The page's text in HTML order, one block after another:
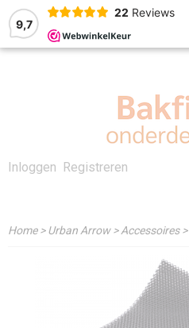
9,7
22 Reviews
Inloggen Registreren
Home>Urban Arrow>Accessoires>